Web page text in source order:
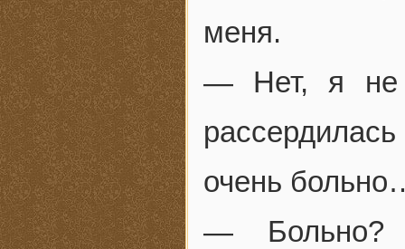
меня.
— Нет, я не
очень
— Больно?